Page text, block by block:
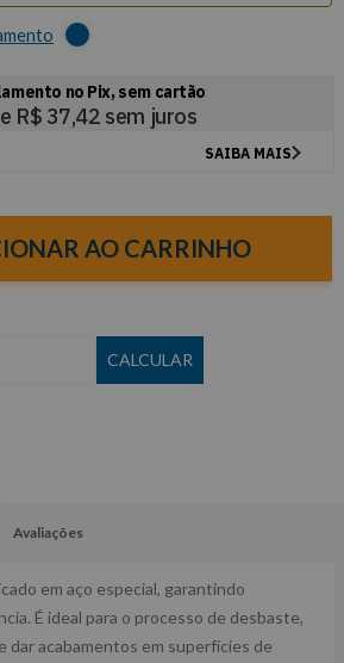
AO CARRINHO
Avaliações
em aço especial, garantindo
É ideal para o processo de desbaste,
dar acabamentos em superfícies de